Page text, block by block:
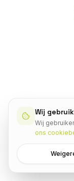
Wij
Wij
ons